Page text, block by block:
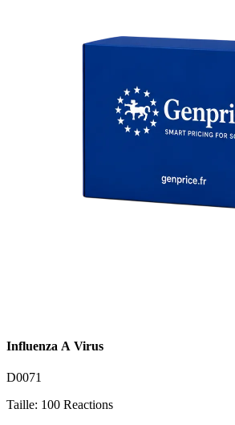
Influenza A Virus
D0071
Taille: 100 Reactions